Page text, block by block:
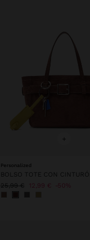
+
Personalized
25,99 € 12,99 € 50%